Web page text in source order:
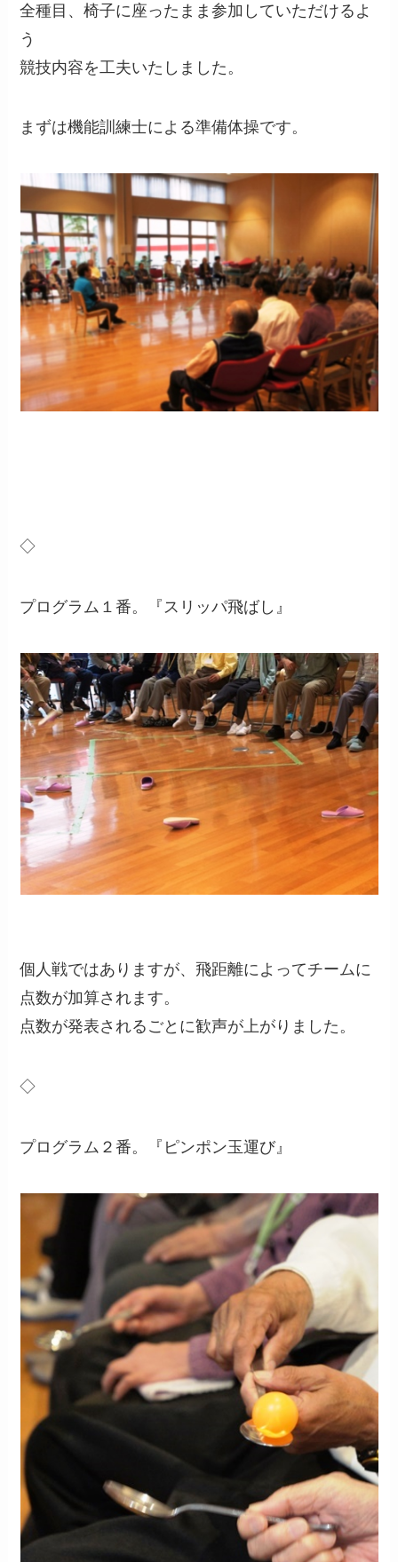
全種目、椅子に座ったまま参加していただけるよ
う
競技内容を工夫いたしました。
まずは機能訓練士による準備体操です。
◇
プログラム１番。『スリッパ飛ばし』
個人戦ではありますが、飛距離によってチームに
点数が加算されます。
点数が発表されるごとに歓声が上がりました。
◇
プログラム２番。『ピンポン玉運び』